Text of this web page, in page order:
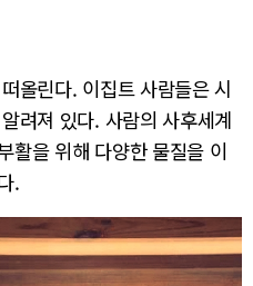
올린다. 이집트 사람들은 시
려져 있다. 사람의 사후세계
활을 위해 다양한 물질을 이
.